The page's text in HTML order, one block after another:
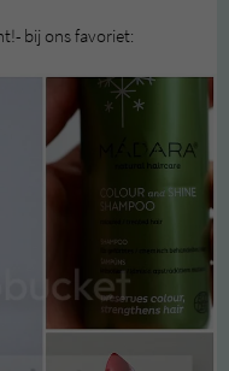
bij ons favoriet: